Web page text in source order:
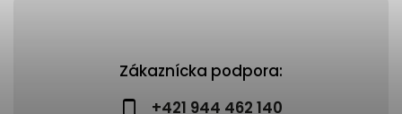
Zákaznícka podpora:
+421 944 462 140